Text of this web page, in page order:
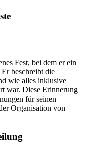
Fest, bei dem er ein
beschreibt die
wie alles inklusive
war. Diese Erinnerung
für seinen
Organisation von